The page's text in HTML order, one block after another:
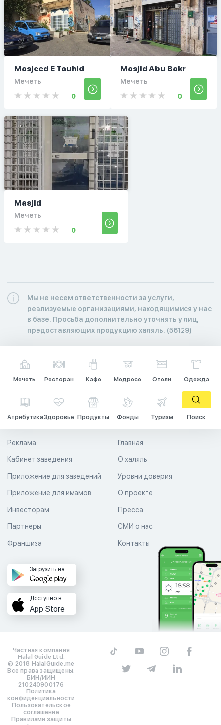
Masjeed E Tauhid
Мечеть
0
Masjid Abu Bakr
Мечеть
0
Masjid
Мечеть
0
Мы не несем ответственности за услуги,
реализуемые организациями, находящимися у нас
в базе. Просьба дополнительно уточнять у лиц,
предоставляющих продукцию халяль. (56129)
Мечеть Ресторан Кафе Медресе Отели Одежда
АтрибутикаЗдоровье Продукты Фонды Туризм Поиск
Главная
О халяль
Уровни доверия
Реклама
Кабинет заведения
Приложение для заведений
Приложение для имамов О проекте
Пресса
СМИ о нас
Контакты
Инвесторам
Партнеры
Франшиза
Загрузить на
Доступно в
App Store
Частная компания
Halal Guide Ltd.
© 2018 HalalGuide.me
Все права защищены.
БИН/ИИН
210240900176
Политика
конфиденциальности
Пользовательское
соглашение
Правилами защиты